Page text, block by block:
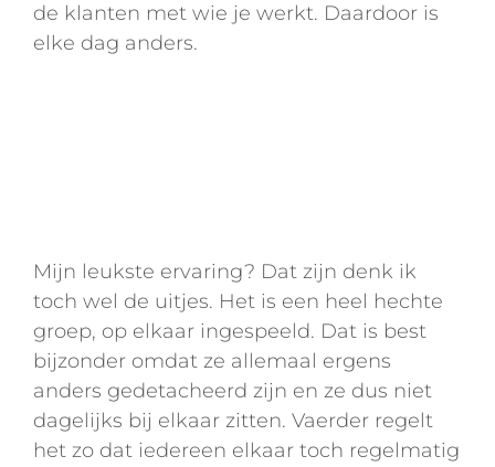
de klanten met wie je werkt. Daardoor is
elke dag anders.
Mijn leukste ervaring? Dat zijn denk ik
toch wel de uitjes. Het is een heel hechte
groep, op elkaar ingespeeld. Dat is best
bijzonder omdat ze allemaal ergens
anders gedetacheerd zijn en ze dus niet
dagelijks bij elkaar zitten. Vaerder regelt
het zo dat iedereen elkaar toch regelmatig